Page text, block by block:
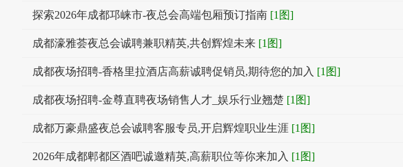
探索2026年成都邛崃市-夜总会高端包厢预订指南 [1图]
成都濠雅荟夜总会诚聘兼职精英,共创辉煌未来 [1图]
成都夜场招聘-香格里拉酒店高薪诚聘促销员,期待您的加入 [1图]
成都夜场招聘-金尊直聘夜场销售人才_娱乐行业翘楚 [1图]
成都万豪鼎盛夜总会诚聘客服专员,开启辉煌职业生涯 [1图]
2026年成都郫都区酒吧诚邀精英,高薪职位等你来加入 [1图]